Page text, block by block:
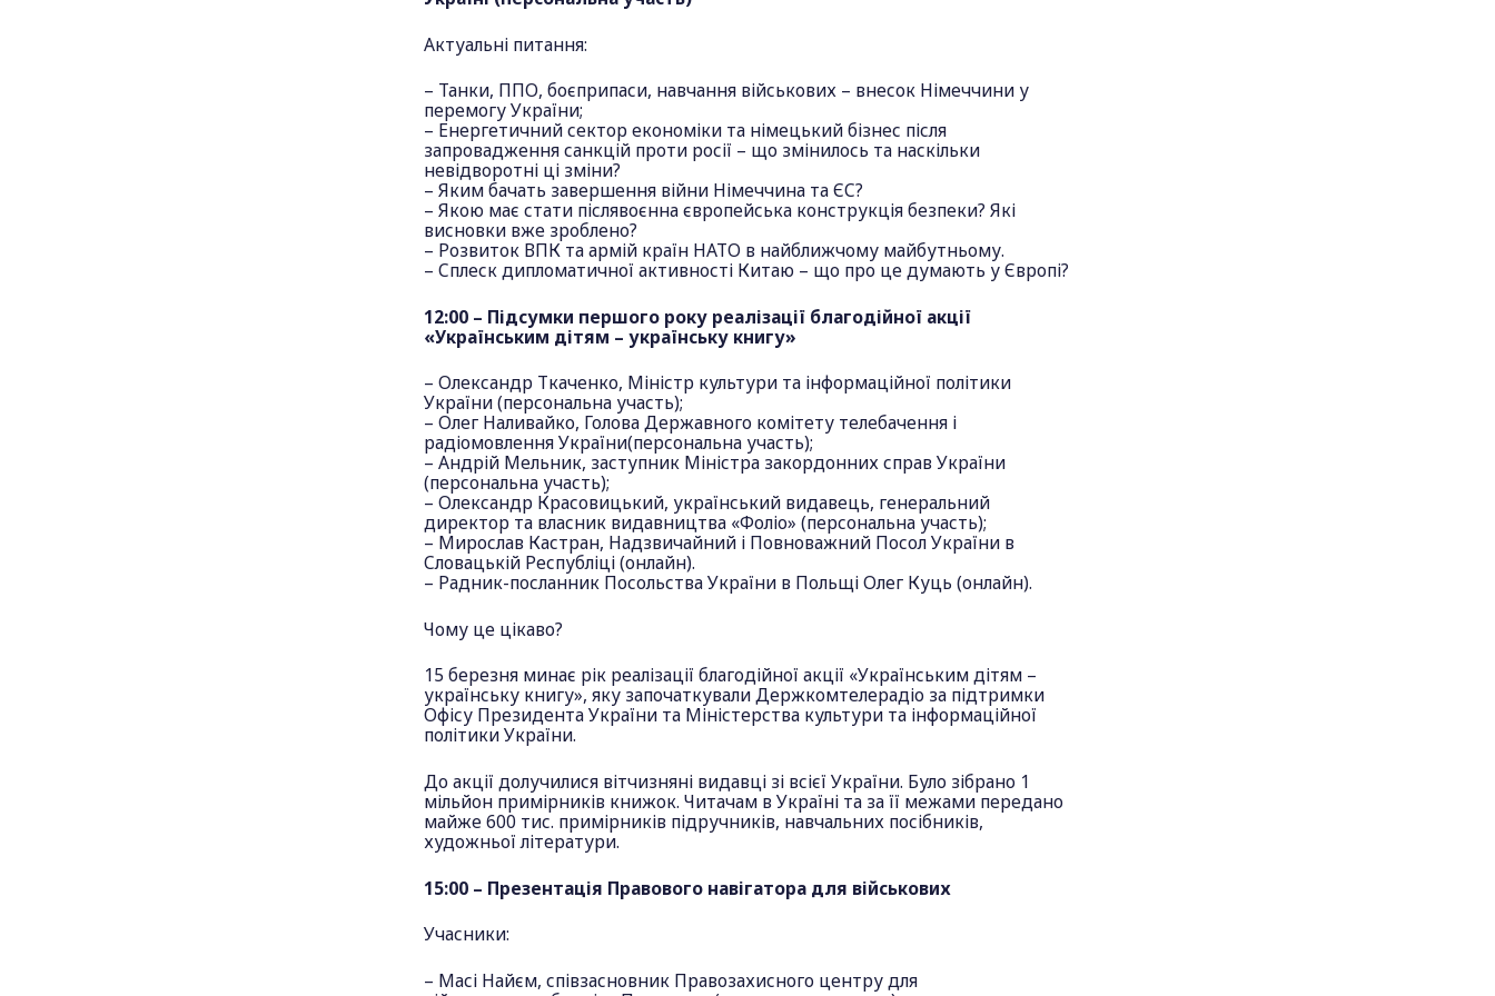
Актуальні питання:
– Танки, ППО, боєприпаси, навчання військових – внесок Німеччини у
перемогу України;
– Енергетичний сектор економіки та німецький бізнес після
запровадження санкцій проти росії – що змінилось та наскільки
невідворотні ці зміни?
– Яким бачать завершення війни Німеччина та ЄС?
– Якою має стати післявоєнна європейська конструкція безпеки? Які
висновки вже зроблено?
– Розвиток ВПК та армій країн НАТО в найближчому майбутньому.
– Сплеск дипломатичної активності Китаю – що про це думають у Європі?
12:00 – Підсумки першого року реалізації благодійної акції
«Українським дітям – українську книгу»
– Олександр Ткаченко, Міністр культури та інформаційної політики
України (персональна участь);
– Олег Наливайко, Голова Державного комітету телебачення і
радіомовлення України(персональна участь);
– Андрій Мельник, заступник Міністра закордонних справ України
(персональна участь);
– Олександр Красовицький, український видавець, генеральний
директор та власник видавництва «Фоліо» (персональна участь);
– Мирослав Кастран, Надзвичайний і Повноважний Посол України в
Словацькій Республіці (онлайн).
– Радник-посланник Посольства України в Польщі Олег Куць (онлайн).
Чому це цікаво?
15 березня минає рік реалізації благодійної акції «Українським дітям –
українську книгу», яку започаткували Держкомтелерадіо за підтримки
Офісу Президента України та Міністерства культури та інформаційної
політики України.
До акції долучилися вітчизняні видавці зі всієї України. Було зібрано 1
мільйон примірників книжок. Читачам в Україні та за її межами передано
майже 600 тис. примірників підручників, навчальних посібників,
художньої літератури.
15:00 – Презентація Правового навігатора для військових
Учасники:
– Масі Найєм, співзасновник Правозахисного центру для